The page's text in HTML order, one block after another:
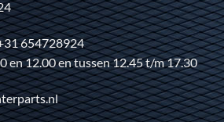
654728924
en 12.00 en tussen 12.45 t/m 17.30